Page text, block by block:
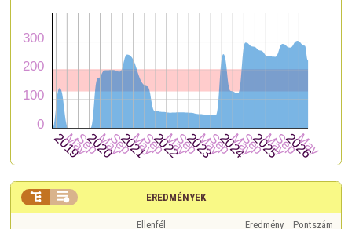
EREDMÉNYEK
 
Ellenfél Eredmény
Pontszám